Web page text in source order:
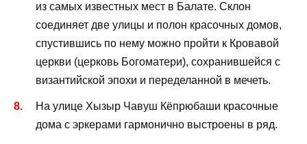
из самых известных мест в Балате. Склон
соединяет две улицы и полон красочных домов,
спустившись по нему можно пройти к Кровавой
церкви (церковь Богоматери), сохранившейся с
византийской эпохи и переделанной в мечеть.
На улице Хызыр Чавуш Кёпрюбаши красочные
дома с эркерами гармонично выстроены в ряд.